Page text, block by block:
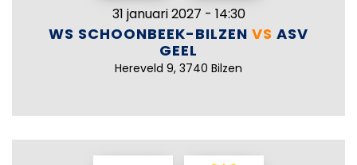
31 januari 2027 - 14:30
WS SCHOONBEEK-BILZEN VS ASV
GEEL
Hereveld 9, 3740 Bilzen